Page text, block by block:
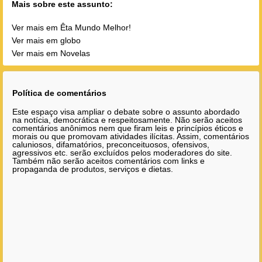
Mais sobre este assunto:
Ver mais em Êta Mundo Melhor!
Ver mais em globo
Ver mais em Novelas
Política de comentários
Este espaço visa ampliar o debate sobre o assunto abordado
na notícia, democrática e respeitosamente. Não serão aceitos
comentários anônimos nem que firam leis e princípios éticos e
morais ou que promovam atividades ilícitas. Assim, comentários
caluniosos, difamatórios, preconceituosos, ofensivos,
agressivos etc. serão excluídos pelos moderadores do site.
Também não serão aceitos comentários com links e
propaganda de produtos, serviços e dietas.